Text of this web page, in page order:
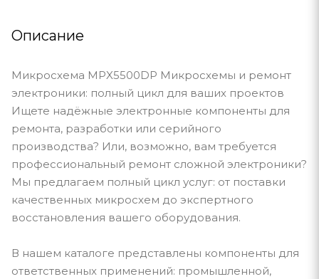
Описание
Микросхема MPX5500DP Микросхемы и ремонт
электроники: полный цикл для ваших проектов
Ищете надёжные электронные компоненты для
ремонта, разработки или серийного
производства? Или, возможно, вам требуется
профессиональный ремонт сложной электроники?
Мы предлагаем полный цикл услуг: от поставки
качественных микросхем до экспертного
восстановления вашего оборудования.
В нашем каталоге представлены компоненты для
ответственных применений: промышленной,